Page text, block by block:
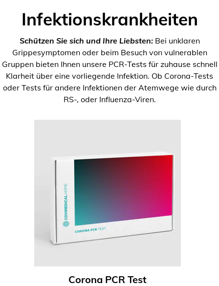
Infektionskrankheiten
Schützen Sie sich und Ihre Liebsten:Bei unklaren
Grippesymptomen oder beim Besuch von vulnerablen
Gruppen bieten Ihnen unsere PCR-Tests für zuhause schnell
Klarheit über eine vorliegende Infektion. Ob Corona-Tests
oder Tests für andere Infektionen der Atemwege wie durch
RS-, oder Influenza-Viren.
Corona PCR Test